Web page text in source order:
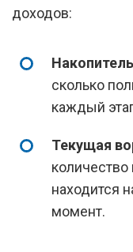
доходов:
сколько
каждый
Текущая
количество
находится
момент.